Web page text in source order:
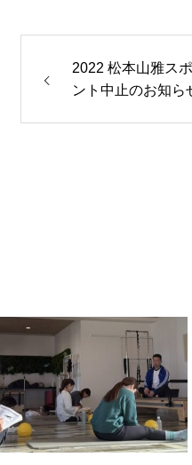
2022 松本山雅ス
ント中止のお知ら